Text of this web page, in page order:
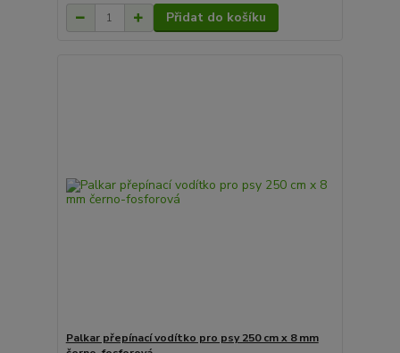
Přidat do košíku
Palkar přepínací vodítko pro psy 250 cm x 8 mm